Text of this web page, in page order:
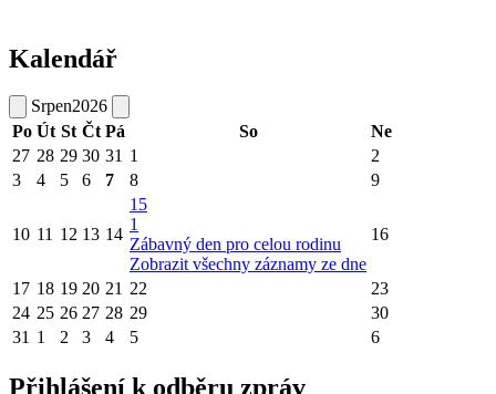
Kalendář
Srpen2026
Po Út St Čt Pá So
Ne
27 28 29 30 31 1
2
3
4 5 6 7 8 9
10 11 12 13 14
15
1
Zábavný den pro celou rodinu
Zobrazit všechny záznamy ze dne
16
17 18 19 20 21 22
23
24 25 26 27 28 29
30
31 1 2 3 4 5 6
Přihlášení k odběru zpráv